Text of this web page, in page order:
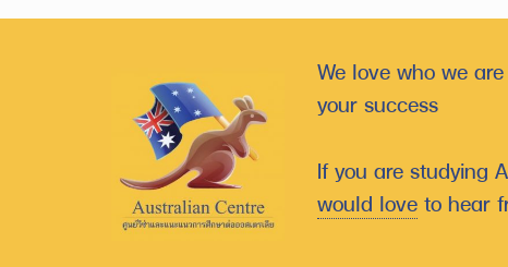
We love who we
your success
If you are studying
would loveto hear